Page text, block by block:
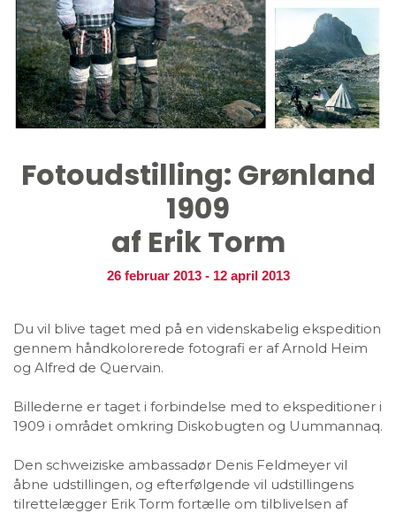
Fotoudstilling: Grønland
1909
af Erik Torm
26 februar 2013 -12 april 2013
Du vil blive taget med på en videnskabelig ekspedition
gennem håndkolorerede fotografi er af Arnold Heim
og Alfred de Quervain.
Billederne er taget i forbindelse med to ekspeditioner i
1909 i området omkring Diskobugten og Uummannaq.
Den schweiziske ambassadør Denis Feldmeyer vil
åbne udstillingen, og efterfølgende vil udstillingens
tilrettelægger Erik Torm fortælle om tilblivelsen af